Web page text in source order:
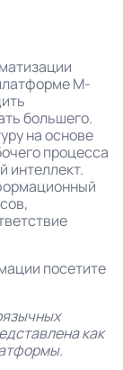
M-
большего.
на основе
процесса
интеллект.
посетите
как